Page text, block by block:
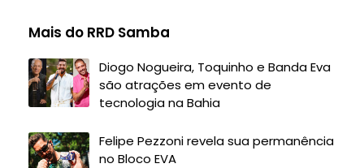
Mais do RRD Samba
Diogo Nogueira, Toquinho e Banda Eva
são atrações em evento de
tecnologia na Bahia
Felipe Pezzoni revela sua permanência
no Bloco EVA